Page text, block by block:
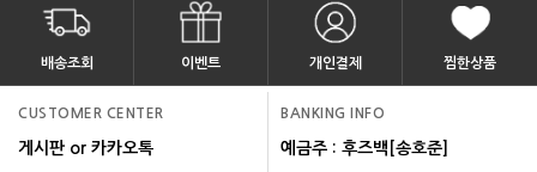
배송조회 이벤트 개인결제 찜한상품
CUSTOMER CENTER
게시판 or 카카오톡
BANKING INFO
예금주 : 후즈백[송호준]